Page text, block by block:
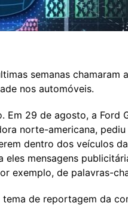
semanas chamaram
nos automóveis.
Em 29 de agosto, a Ford
norte-americana,
dentro dos veículos
mensagens
exemplo, de palavras-
de reportagem da